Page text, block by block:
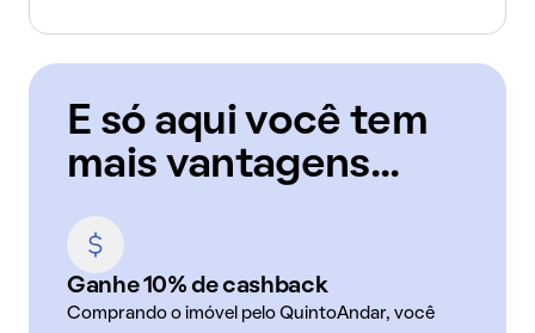
E só aqui você tem
mais vantagens...
Ganhe 10% de cashback
Comprando o imóvel pelo QuintoAndar, você